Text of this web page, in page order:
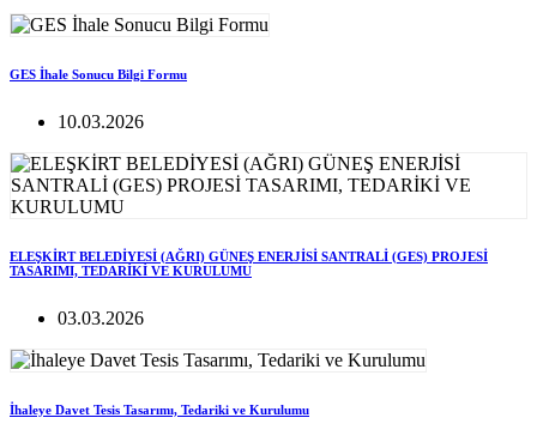
GES İhale Sonucu Bilgi Formu
10.03.2026
ELEŞKİRT BELEDİYESİ (AĞRI) GÜNEŞ ENERJİSİ SANTRALİ (GES) PROJESİ
TASARIMI, TEDARİKİ VE KURULUMU
03.03.2026
İhaleye Davet Tesis Tasarımı, Tedariki ve Kurulumu